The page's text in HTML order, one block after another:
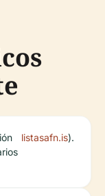
listasafn.is).